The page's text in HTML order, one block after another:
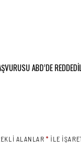
ABD’DE
ALANLAR* ILE